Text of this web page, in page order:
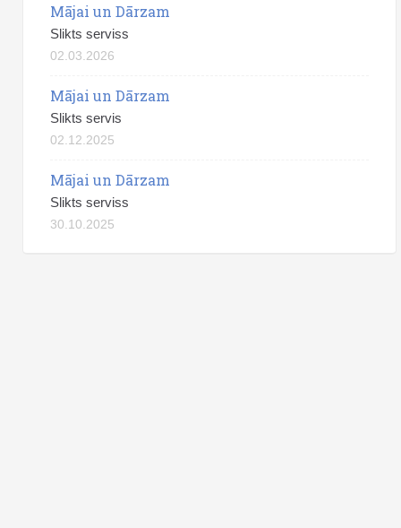
Mājai un Dārzam
Slikts serviss
02.03.2026
Mājai un Dārzam
Slikts servis
02.12.2025
Mājai un Dārzam
Slikts serviss
30.10.2025